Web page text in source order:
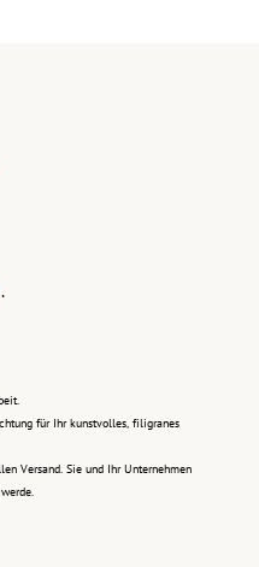
für Ihr kunstvolles, filigranes
Versand. Sie und Ihr Unternehmen